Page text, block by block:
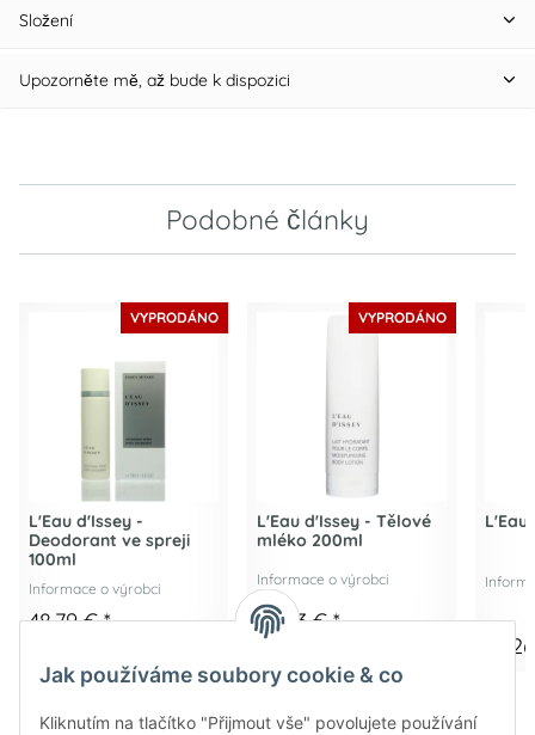
Složení
Upozorněte mě, až bude k dispozici
Podobné články
VYPRODÁNO
L'Eau d'Issey -
Deodorant ve spreji
100ml
Informace o výrobci
48,79 €*
VYPRODÁNO
L'Eau d'Issey - Tělové
mléko 200ml
Informace o výrobci
55,93 €*
L'Eau
Jak používáme soubory cookie & co
Kliknutím na tlačítko "Přijmout vše" povolujete používání